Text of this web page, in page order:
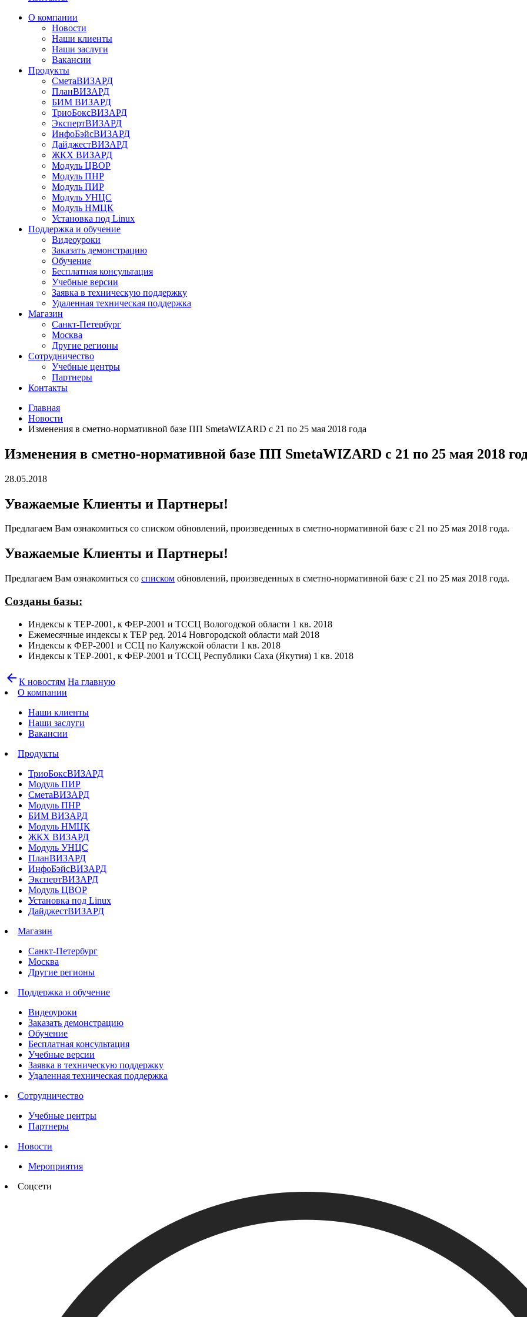
О компании
Новости
Наши клиенты
Наши заслуги
Вакансии
Продукты
СметаВИЗАРД
ПланВИЗАРД
БИМ ВИЗАРД
ТриоБоксВИЗАРД
ЭкспертВИЗАРД
ИнфоБэйсВИЗАРД
ДайджестВИЗАРД
ЖКХ ВИЗАРД
Модуль ЦВОР
Модуль ПНР
Модуль ПИР
Модуль УНЦС
Модуль НМЦК
Установка под Linux
Поддержка и обучение
Видеоуроки
Заказать демонстрацию
Обучение
Бесплатная консультация
Учебные версии
Заявка в техническую поддержку
Удаленная техническая поддержка
Магазин
Санкт-Петербург
Москва
Другие регионы
Сотрудничество
Учебные центры
Партнеры
Контакты
Главная
Новости
Изменения в сметно-нормативной базе ПП SmetaWIZARD с 21 по 25 мая 2018 года
Изменения в сметно-нормативной базе ПП SmetaWIZARD с 21 по 25 мая 2018
28.05.2018
Уважаемые Клиенты и Партнеры!
Предлагаем Вам ознакомиться со списком обновлений, произведенных в сметно-нормативной базе с 21 по 25 мая 2018 года.
Уважаемые Клиенты и Партнеры!
Предлагаем Вам ознакомиться со списком обновлений, произведенных в сметно-нормативной базе с 21 по 25 мая 2018 года.
Созданы базы:
Индексы к ТЕР-2001, к ФЕР-2001 и ТССЦ Вологодской области 1 кв. 2018
Ежемесячные индексы к ТЕР ред. 2014 Новгородской области май 2018
Индексы к ФЕР-2001 и ССЦ по Калужской области 1 кв. 2018
Индексы к ТЕР-2001, к ФЕР-2001 и ТССЦ Республики Саха (Якутия) 1 кв. 2018
arrow_back К новостям На главную
О компании
Наши клиенты
Наши заслуги
Вакансии
Продукты
ТриоБоксВИЗАРД
Модуль ПИР
СметаВИЗАРД
Модуль ПНР
БИМ ВИЗАРД
Модуль НМЦК
ЖКХ ВИЗАРД
Модуль УНЦС
ПланВИЗАРД
ИнфоБэйсВИЗАРД
ЭкспертВИЗАРД
Модуль ЦВОР
Установка под Linux
ДайджестВИЗАРД
Магазин
Санкт-Петербург
Москва
Другие регионы
Поддержка и обучение
Видеоуроки
Заказать демонстрацию
Обучение
Бесплатная консультация
Учебные версии
Заявка в техническую поддержку
Удаленная техническая поддержка
Сотрудничество
Учебные центры
Партнеры
Новости
Мероприятия
Соцсети